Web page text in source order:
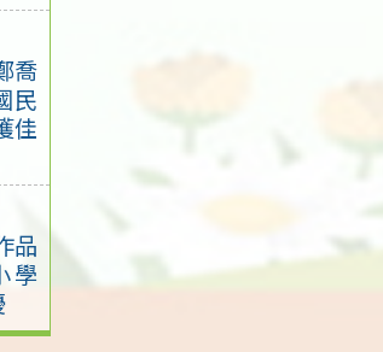
喬
民
佳
品
學